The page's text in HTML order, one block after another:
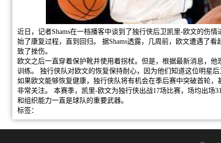
近日，记者Shams在一档播客中谈到了独行侠后卫凯里-欧文的伤
始了康复过程，直到回归。 据Shams透露，几周前，欧文遭遇了
致了挫伤。
欧文之后一直穿着保护靴并使用着拐杖。但是，根据最新消息，
训练。 独行侠队对欧文的恢复保持耐心，因为他们知道这位明星
如果欧文能够恢复健康，独行侠队将有机会在季后赛中突破首轮
非常关注。 本赛季，凯里-欧文为独行侠出战17场比赛，场均出场
和组织能力一直是球队的重要武器。
标签：